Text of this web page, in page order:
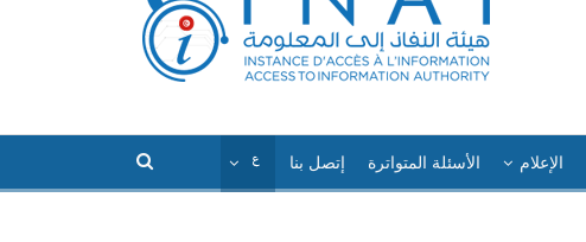
الإعلام الأسئلة المتواترة إتصل بنا